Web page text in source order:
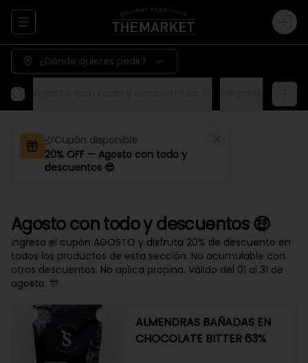
Abrir menu de navegación Login
¿Dónde quieres pedir?
Cupón disponible
20% OFF — Agosto con todo y
descuentos 😎
Agosto con todo y descuentos 🤑
Ingresa el cupón AGOSTO y disfruta 20% de descuento en
todos los productos de esta sección. No acumulable con
otros descuentos. No aplica propina. Válido del 01 al 31 de
agosto. 🎊
ALMENDRAS BAÑADAS EN
CHOCOLATE BITTER 63%